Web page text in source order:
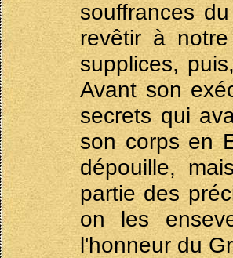
souffrances
revêtir à
supplices,
Avant son
secrets qui
son corps en
dépouille,
partie des
on les
l'honneur du